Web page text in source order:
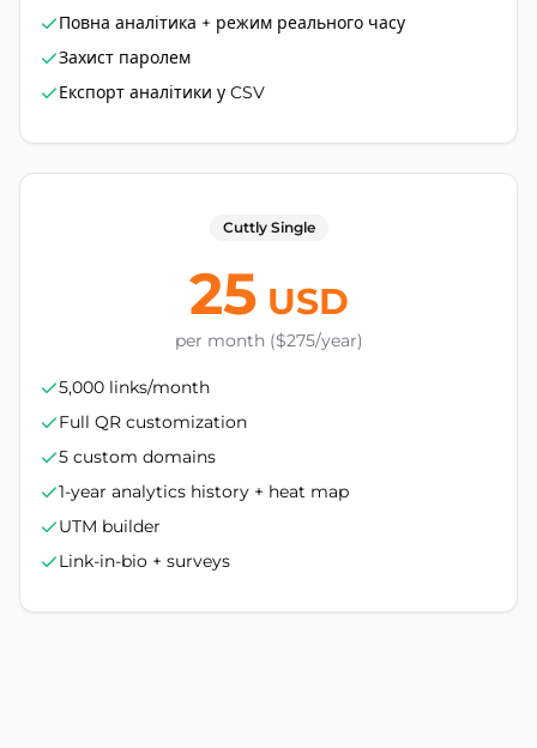
Повна аналітика + режим реального часу
Захист паролем
Експорт аналітики у CSV
Cuttly Single
25 USD
per month ($275/year)
5,000 links/month
Full QR customization
5 custom domains
1-year analytics history + heat map
UTM builder
Link-in-bio + surveys